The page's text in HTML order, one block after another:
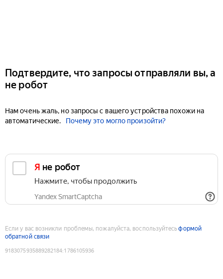
Подтвердите, что запросы отправляли вы, а
не робот
Нам очень жаль, но запросы с вашего устройства похожи на
автоматические.
Почему это могло произойти?
Я не робот
Нажмите, чтобы продолжить
Yandex SmartCaptcha
Если у вас возникли проблемы, пожалуйста, воспользуйтесьформой
обратной связи
9183075935889282184:1786105936